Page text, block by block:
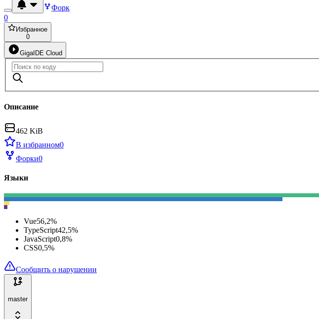
Форк
0
Избранное
0
GigaIDE Cloud
Описание
462 KiB
В избранном0
Форки0
Языки
Vue56,2%
TypeScript42,5%
JavaScript0,8%
CSS0,5%
Сообщить о нарушении
master